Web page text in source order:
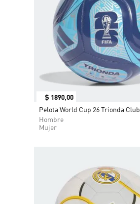
$ 1890,00
Pelota World Cup 26 Trionda Club
Hombre
Mujer